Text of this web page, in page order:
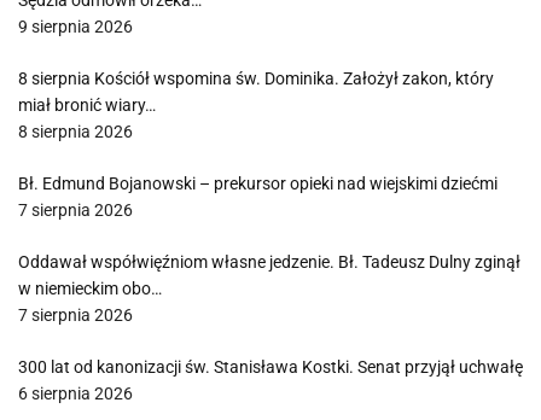
9 sierpnia 2026
8 sierpnia Kościół wspomina św. Dominika. Założył zakon, który
miał bronić wiary…
8 sierpnia 2026
Bł. Edmund Bojanowski – prekursor opieki nad wiejskimi dziećmi
7 sierpnia 2026
Oddawał współwięźniom własne jedzenie. Bł. Tadeusz Dulny zginął
w niemieckim obo…
7 sierpnia 2026
300 lat od kanonizacji św. Stanisława Kostki. Senat przyjął uchwałę
6 sierpnia 2026